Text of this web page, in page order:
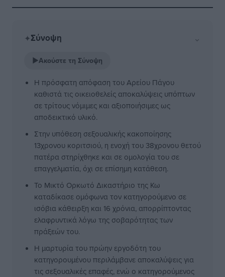
✦Σύνοψη ⌄
▶Ακούστε τη Σύνοψη
Η πρόσφατη απόφαση του Αρείου Πάγου
καθιστά τις οικειοθελείς αποκαλύψεις υπόπτων
σε τρίτους νόμιμες και αξιοποιήσιμες ως
αποδεικτικό υλικό.
Στην υπόθεση σεξουαλικής κακοποίησης
13χρονου κοριτσιού, η ενοχή του 38χρονου θετού
πατέρα στηρίχθηκε και σε ομολογία του σε
επαγγελματία, όχι σε επίσημη κατάθεση.
Το Μικτό Ορκωτό Δικαστήριο της Κω
καταδίκασε ομόφωνα τον κατηγορούμενο σε
ισόβια κάθειρξη και 16 χρόνια, απορρίπτοντας
ελαφρυντικά λόγω της σοβαρότητας των
πράξεών του.
Η μαρτυρία του πρώην εργοδότη του
κατηγορουμένου περιλάμβανε αποκαλύψεις για
τις σεξουαλικές επαφές, ενώ ο κατηγορούμενος